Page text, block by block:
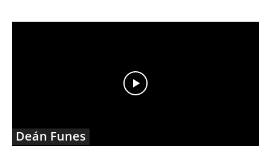
Deán Funes